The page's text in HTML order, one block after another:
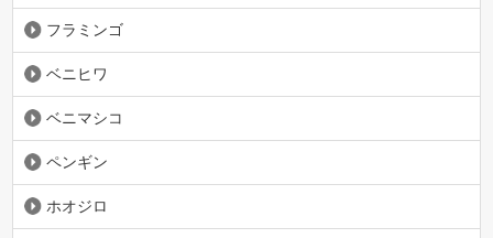
フラミンゴ
ベニヒワ
ベニマシコ
ペンギン
ホオジロ